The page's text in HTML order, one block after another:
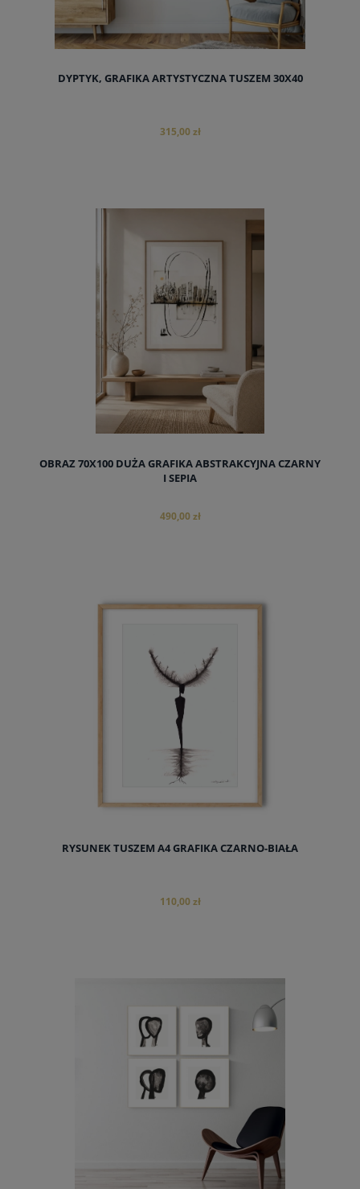
DYPTYK, GRAFIKA ARTYSTYCZNA TUSZEM 30X40
315,00 zł
OBRAZ 70X100 DUŻA GRAFIKA ABSTRAKCYJNA CZARNY
I SEPIA
490,00 zł
do koszyka
RYSUNEK TUSZEM A4 GRAFIKA CZARNO-BIAŁA
110,00 zł